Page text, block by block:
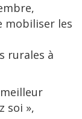
mobiliser les
rurales à
soi »,